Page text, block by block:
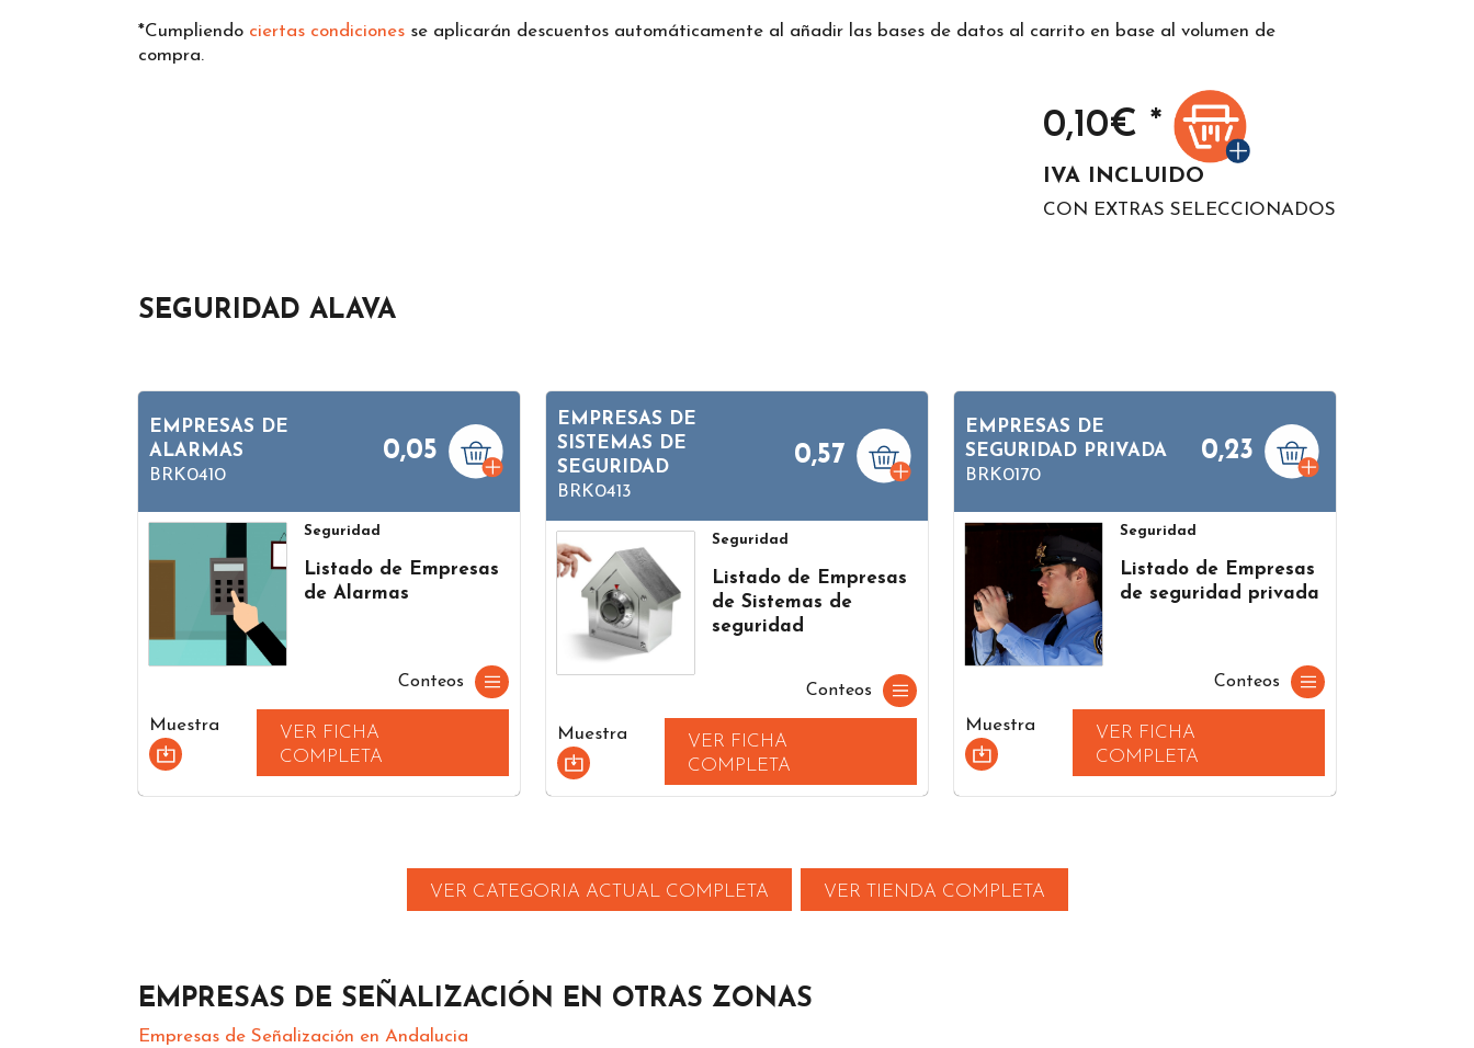
*Cumpliendo ciertas condiciones se aplicarán descuentos automáticamente al añadir las bases de datos al carrito en base al volumen de
compra.
0,10€ *
IVA INCLUIDO
CON EXTRAS SELECCIONADOS
SEGURIDAD ALAVA
EMPRESAS DE
ALARMAS
BRK0410
0,05
Seguridad
Listado de Empresas
de Alarmas
Conteos
Muestra
VER FICHA
COMPLETA
EMPRESAS DE
SISTEMAS DE
SEGURIDAD
BRK0413
0,57
Seguridad
Listado de Empresas
de Sistemas de
seguridad
Conteos
Muestra
VER FICHA
COMPLETA
EMPRESAS DE
SEGURIDAD PRIVADA
BRK0170
0,23
Seguridad
Listado de Empresas
de seguridad privada
Conteos
Muestra
VER FICHA
COMPLETA
VER CATEGORIA ACTUAL COMPLETA VER TIENDA COMPLETA
EMPRESAS DE SEÑALIZACIÓN EN OTRAS ZONAS
Empresas de Señalización en Andalucia